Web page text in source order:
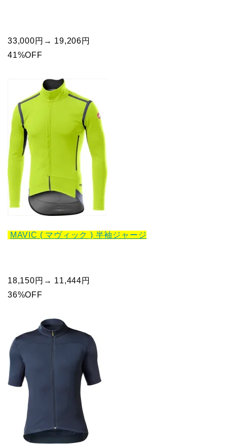
33,000円→ 19,206円
41%OFF
MAVIC ( マヴィック ) 半袖ジャージ
18,150円→ 11,444円
36%OFF